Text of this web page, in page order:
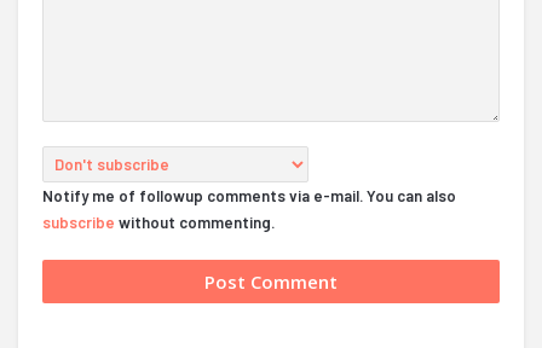
Notify me of followup comments via e-mail. You can also
subscribe without commenting.